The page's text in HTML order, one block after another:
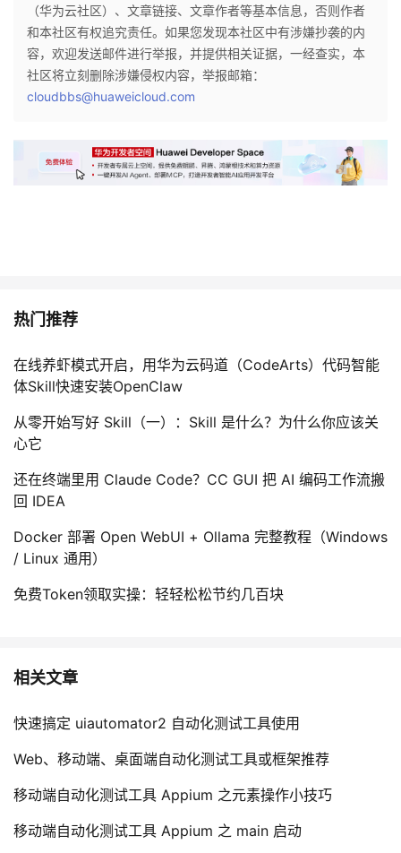
（华为云社区）、文章链接、文章作者等基本信息，否则作者
和本社区有权追究责任。如果您发现本社区中有涉嫌抄袭的内
容，欢迎发送邮件进行举报，并提供相关证据，一经查实，本
社区将立刻删除涉嫌侵权内容，举报邮箱：
cloudbbs@huaweicloud.com
热门推荐
在线养虾模式开启，用华为云码道（CodeArts）代码智能
体Skill快速安装OpenClaw
从零开始写好 Skill（一）：Skill 是什么？为什么你应该关
心它
还在终端里用 Claude Code？CC GUI 把 AI 编码工作流搬
回 IDEA
Docker 部署 Open WebUI + Ollama 完整教程（Windows
/ Linux 通用）
免费Token领取实操：轻轻松松节约几百块
相关文章
快速搞定 uiautomator2 自动化测试工具使用
Web、移动端、桌面端自动化测试工具或框架推荐
移动端自动化测试工具 Appium 之元素操作小技巧
移动端自动化测试工具 Appium 之 main 启动